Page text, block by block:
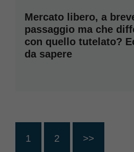
Mercato libero, a
passaggio ma che
con quello tutelato?
da sapere
1 2 >>